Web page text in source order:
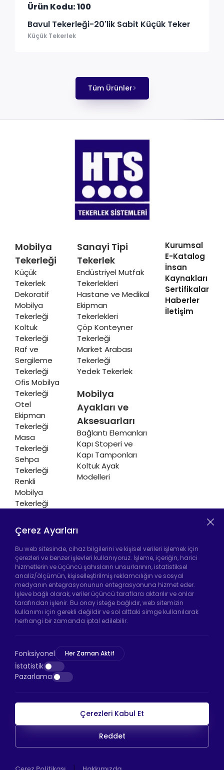
Ürün Kodu: 100
Bavul Tekerleği-20'lik Sabit Küçük Teker
Küçük Tekerlek
Tüm Ürünler
Mobilya
Tekerleği
Küçük
Tekerlek
Dekoratif
Mobilya
Tekerleği
Koltuk
Tekerleği
Raf ve
Sergileme
Tekerleği
Ofis Mobilya
Tekerleği
Otel
Ekipman
Tekerleği
Masa
Tekerleği
Sehpa
Tekerleği
Renkli
Mobilya
Tekerleği
Isıtıcı
Tekerleği
Sanayi Tipi
Tekerlek
Endüstriyel Mutfak
Tekerlekleri
Hastane ve Medikal
Ekipman
Tekerlekleri
Çöp Konteyner
Tekerleği
Market Arabası
Tekerleği
Yedek Tekerlek
Mobilya
Ayakları ve
Aksesuarları
Bağlantı Elemanları
Kapı Stoperi ve
Kapı Tamponları
Koltuk Ayak
Modelleri
Kurumsal
E-Katalog
İnsan
Kaynakları
Sertifikalar
Haberler
İletişim
Hadımköy Fabrika:Atatürk Sanayi Bölgesi
Ömerli Mah. Uzunçayır Cad. No:11 Hadımköy,
34555 Arnavutköy/İstanbul
Telefon:+90 212 640 66 46
Bayrampaşa Mağaza:Kocatepe Mah. 50. Yıl
Cad. No: 69/A Bayrampaşa /İstanbul
Telefon:+90 530 044 64 87
HTS Ödeme
WEB
Çerez Ayarları
Bu web sitesinde, cihaz bilgilerini ve kişisel verileri işlemek için
çerezleri ve benzer işlevleri kullanıyoruz. İşleme, içeriğin, harici
hizmetlerin ve üçüncü şahısların unsurlarının, istatistiksel
analiz/ölçümün, kişiselleştirilmiş reklamcılığın ve sosyal
medyanın entegrasyonunun entegrasyonuna hizmet eder.
İşleve bağlı olarak, veriler üçüncü taraflara aktarılır ve onlar
tarafından işlenir. Bu onay isteğe bağlıdır, web sitemizin
kullanımı için gerekli değildir ve sol alttaki simge kullanılarak
herhangi bir zamanda iptal edilebilir.
Fonksiyonel Her Zaman Aktif
İstatistik
Pazarlama
Çerezleri Kabul Et
Reddet